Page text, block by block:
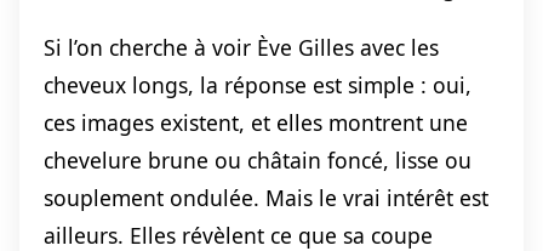
Si l’on cherche à voir Ève Gilles avec les
cheveux longs, la réponse est simple : oui,
ces images existent, et elles montrent une
chevelure brune ou châtain foncé, lisse ou
souplement ondulée. Mais le vrai intérêt est
ailleurs. Elles révèlent ce que sa coupe